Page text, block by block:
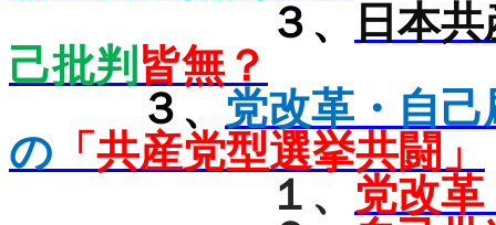
３、
日本
己批判 皆無？
３、 党改革・自
の 「共産党型選挙共闘」
１、 党改